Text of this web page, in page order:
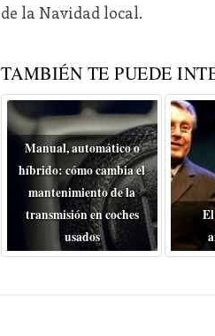
de la Navidad local.
TAMBIÉN TE PUEDE
Manual, automático o
híbrido: cómo cambia el
mantenimiento de la
transmisión en coches
usados